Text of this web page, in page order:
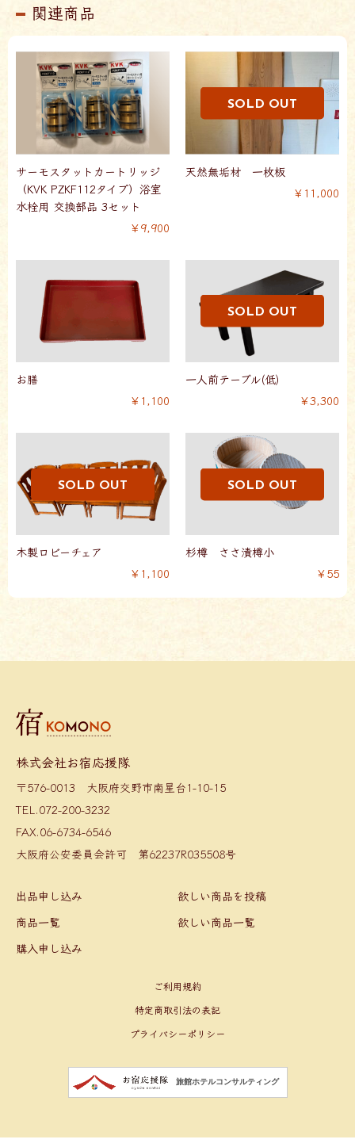
関連商品
サーモスタットカートリッジ
（KVK PZKF112タイプ）浴室
水栓用 交換部品 3セット
￥9,900
天然無垢材 一枚板
￥11,000
お膳
￥1,100
一人前テーブル(低)
￥3,300
木製ロビーチェア
￥1,100
杉樽 ささ漬樽小
￥55
株式会社お宿応援隊
〒576-0013 大阪府交野市南星台1-10-15
TEL.072-200-3232
FAX.06-6734-6546
大阪府公安委員会許可 第62237R035508号
出品申し込み
商品一覧
購入申し込み
欲しい商品を投稿
欲しい商品一覧
ご利用規約
特定商取引法の表記
プライバシーポリシー
旅館ホテルコンサルティング